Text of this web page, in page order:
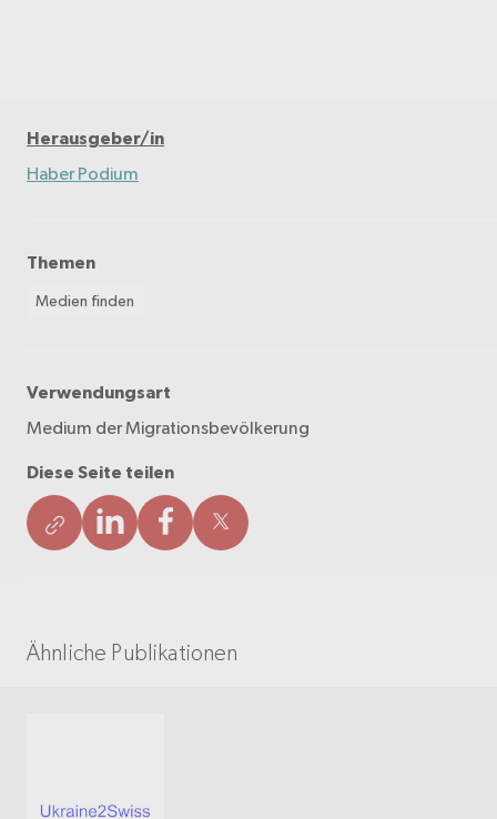
Herausgeber/in
Haber Podium
Themen
Medien finden
Verwendungsart
Medium der Migrationsbevölkerung
Diese Seite teilen
Ähnliche Publikationen